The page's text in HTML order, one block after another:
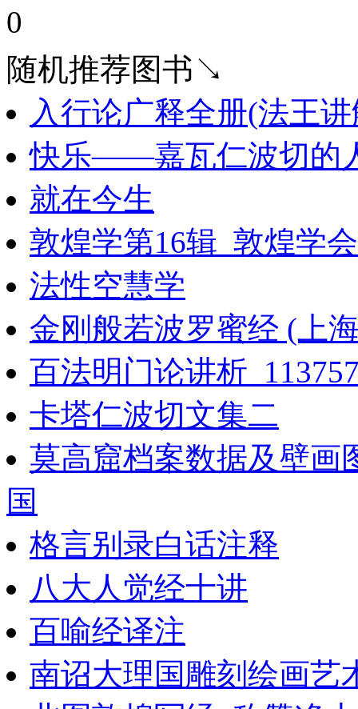
0
随机推荐图书↘
入行论广释全册(法王
快乐——嘉瓦仁波切的
就在今生
敦煌学第16辑_敦煌学
法性空慧学
金刚般若波罗蜜经 (上
百法明门论讲析
卡塔仁波切文集二
莫高窟档案数据及壁画
国
格言别录白话注释
八大人觉经十讲
百喻经译注
南诏大理国雕刻绘画艺